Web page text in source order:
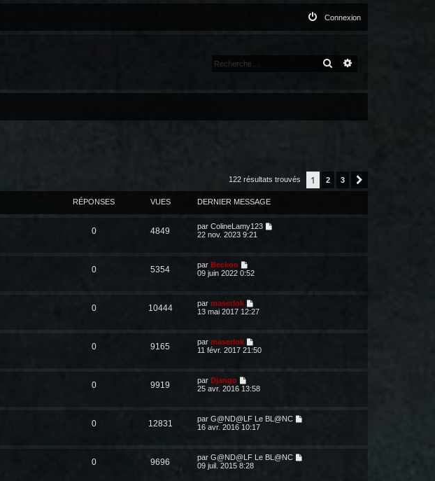
Connexion
RECHERCHER
122 résultats trouvés 1 2 3
RÉPONSES VUES DERNIER MESSAGE
0 4849 par ColineLamy123
22 nov. 2023 9:21
0 5354 par Beckoo
09 juin 2022 0:52
0 10444 par maserlok
13 mai 2017 12:27
0 9165 par maserlok
11 févr. 2017 21:50
0 9919 par Django
25 avr. 2016 13:58
0 12831 par G@ND@LF Le BL@NC
16 avr. 2016 10:17
0 9696 par G@ND@LF Le BL@NC
09 juil. 2015 8:28